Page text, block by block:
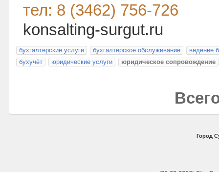
тел: 8 (3462) 756-726
konsalting-surgut.ru
бухгалтерские услуги бухгалтерское обслуживание
ведение
бухучёт
юридические услуги юридическое сопровождение
Город